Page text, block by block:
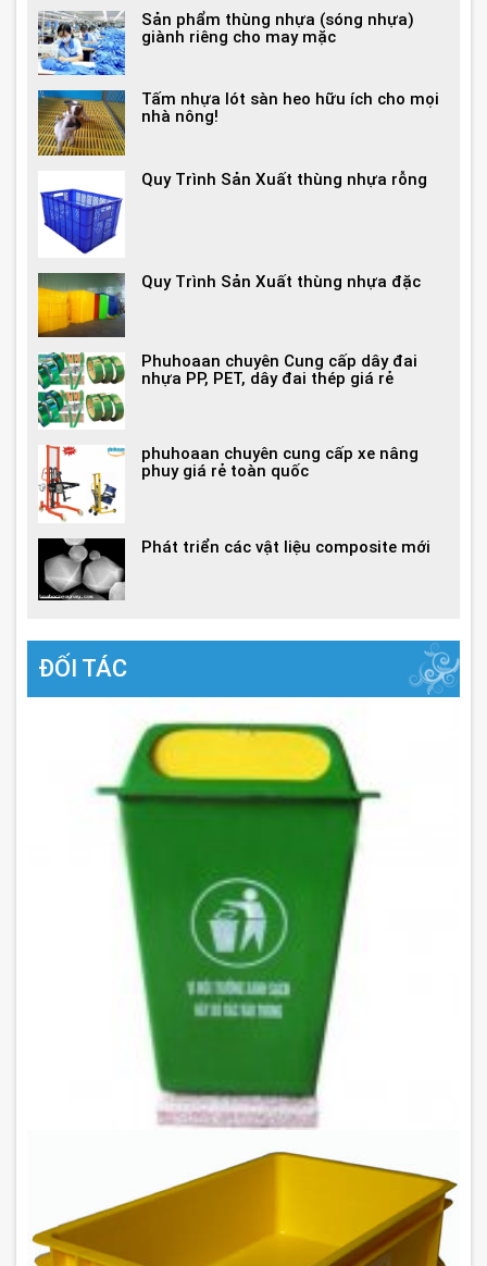
Sản phẩm thùng nhựa (sóng nhựa)
giành riêng cho may mặc
Tấm nhựa lót sàn heo hữu ích cho mọi
nhà nông!
Quy Trình Sản Xuất thùng nhựa rỗng
Quy Trình Sản Xuất thùng nhựa đặc
Phuhoaan chuyên Cung cấp dây đai
nhựa PP, PET, dây đai thép giá rẻ
phuhoaan chuyên cung cấp xe nâng
phuy giá rẻ toàn quốc
Phát triển các vật liệu composite mới
ĐỐI TÁC